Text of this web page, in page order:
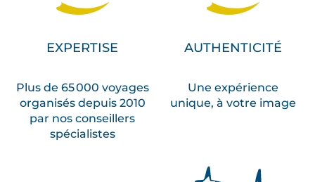
EXPERTISE
Plus de 65 000 voyages
organisés depuis 2010
par nos conseillers
spécialistes
AUTHENTICITÉ
Une expérience
unique, à votre image